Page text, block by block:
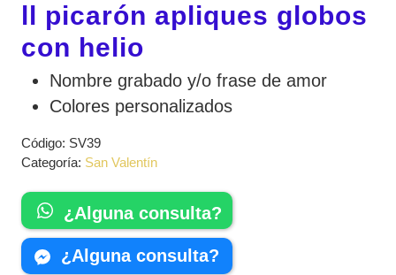
ll picarón apliques globos
con helio
Nombre grabado y/o frase de amor
Colores personalizados
Código: SV39
Categoría: San Valentín
¿Alguna consulta?
¿Alguna consulta?